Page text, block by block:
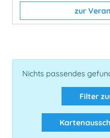
zur
Nichts passendes
Filter